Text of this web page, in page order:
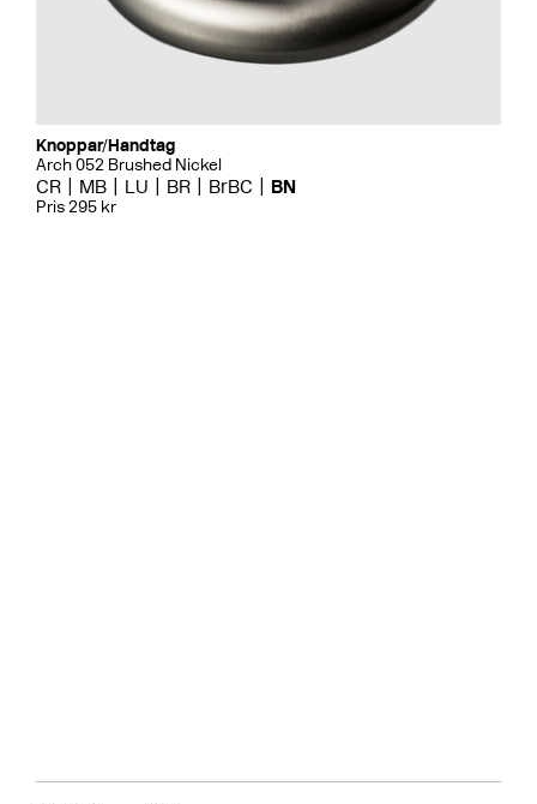
Knoppar/Handtag
Arch 052 Brushed Nickel
CR MB LU BR BrBC BN
Pris 295 kr